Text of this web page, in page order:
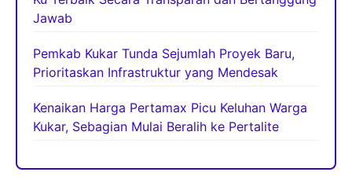
Jawab
Pemkab Kukar Tunda Sejumlah Proyek Baru,
Prioritaskan Infrastruktur yang Mendesak
Kenaikan Harga Pertamax Picu Keluhan Warga
Kukar, Sebagian Mulai Beralih ke Pertalite